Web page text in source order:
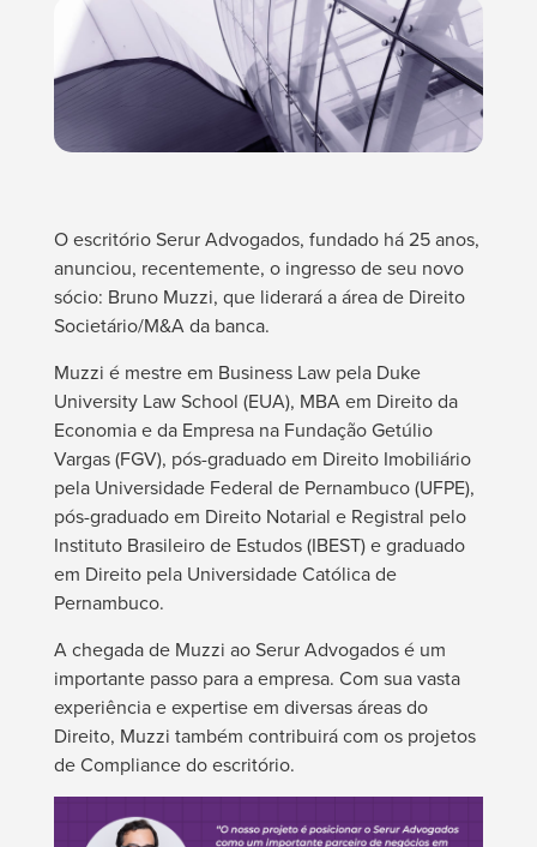
O escritório Serur Advogados, fundado há 25 anos,
anunciou, recentemente, o ingresso de seu novo
sócio: Bruno Muzzi, que liderará a área de Direito
Societário/M&A da banca.
Muzzi é mestre em Business Law pela Duke
University Law School (EUA), MBA em Direito da
Economia e da Empresa na Fundação Getúlio
Vargas (FGV), pós-graduado em Direito Imobiliário
pela Universidade Federal de Pernambuco (UFPE),
pós-graduado em Direito Notarial e Registral pelo
Instituto Brasileiro de Estudos (IBEST) e graduado
em Direito pela Universidade Católica de
Pernambuco.
A chegada de Muzzi ao Serur Advogados é um
importante passo para a empresa. Com sua vasta
experiência e expertise em diversas áreas do
Direito, Muzzi também contribuirá com os projetos
de Compliance do escritório.